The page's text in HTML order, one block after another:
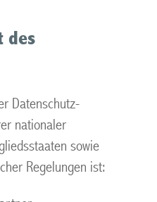
des
Datenschutz-
nationaler
sowie
Regelungen ist: